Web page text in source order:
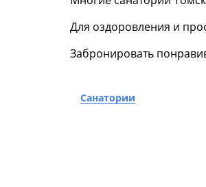
Для оздоровления и
Забронировать
Санатории